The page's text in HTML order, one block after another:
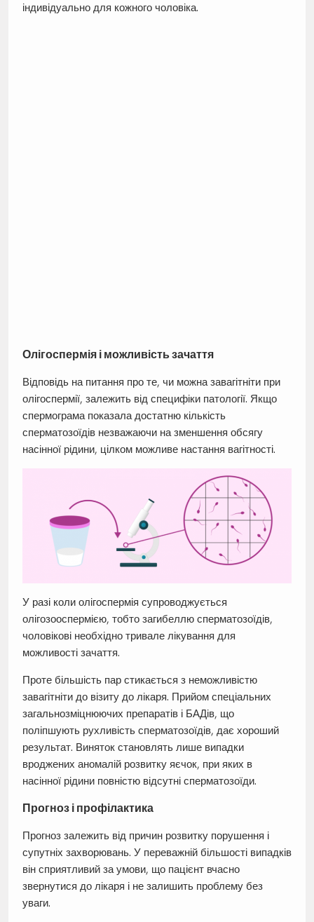
індивідуально для кожного чоловіка.
Олігоспермія і можливість зачаття
Відповідь на питання про те, чи можна завагітніти при
олігоспермії, залежить від специфіки патології. Якщо
спермограма показала достатню кількість
сперматозоїдів незважаючи на зменшення обсягу
насінної рідини, цілком можливе настання вагітності.
У разі коли олігоспермія супроводжується
олігозооспермією, тобто загибеллю сперматозоїдів,
чоловікові необхідно тривале лікування для
можливості зачаття.
Проте більшість пар стикається з неможливістю
завагітніти до візиту до лікаря. Прийом спеціальних
загальнозміцнюючих препаратів і БАДів, що
поліпшують рухливість сперматозоїдів, дає хороший
результат. Виняток становлять лише випадки
вроджених аномалій розвитку яєчок, при яких в
насінної рідини повністю відсутні сперматозоїди.
Прогноз і профілактика
Прогноз залежить від причин розвитку порушення і
супутніх захворювань. У переважній більшості випадків
він сприятливий за умови, що пацієнт вчасно
звернутися до лікаря і не залишить проблему без
уваги.